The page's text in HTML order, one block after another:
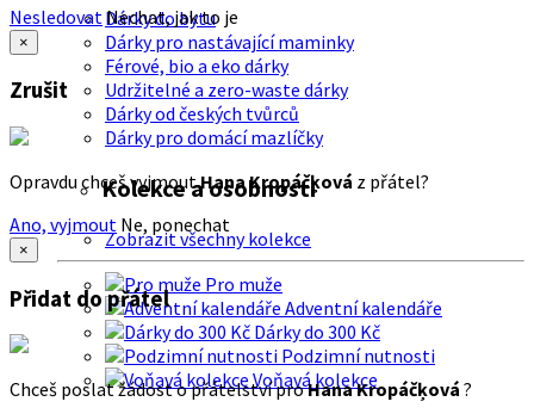
Dárky do bytu
Dárky pro nastávající maminky
Férové, bio a eko dárky
Udržitelné a zero-waste dárky
Dárky od českých tvůrců
Dárky pro domácí mazlíčky
Kolekce a osobnosti
Zobrazit všechny kolekce
Pro muže
Adventní kalendáře
Dárky do 300 Kč
Podzimní nutnosti
Voňavá kolekce
Nesledovat Nechat, jak to je
×
Zrušit
Opravdu chceš vyjmoutHana Kropáčķová z přátel?
Ano, vyjmout Ne, ponechat
×
Přidat do přátel
Chceš poslat žádost o přátelství proHana Kropáčķová ?